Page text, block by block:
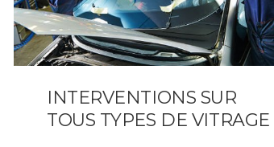
INTERVENTIONS SUR
TOUS TYPES DE VITRAGE